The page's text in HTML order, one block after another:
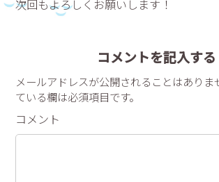
次回もよろしくお願いします！
コメントを記入する
メールアドレスが公開されることはありま
ている欄は必須項目です。
コメント